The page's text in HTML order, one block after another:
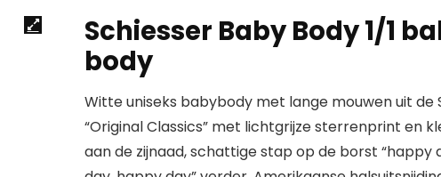
Schiesser Baby Body 1/1
body
Witte uniseks babybody met lange mouwen uit de
“Original Classics” met lichtgrijze sterrenprint en
aan de zijnaad, schattige stap op de borst “happy